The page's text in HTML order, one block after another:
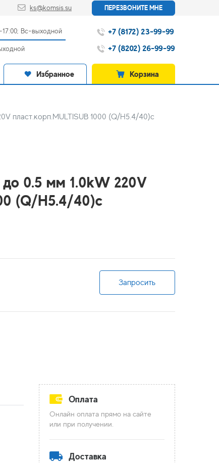
ks@komsis.su ПЕРЕЗВОНИТЕ МНЕ
Вс-выходной
+7 (8172) 23-99-99
+7 (8202) 26-99-99
Избранное Корзина
пласт.корп.MULTISUB 1000 (Q/H5.4/40)с
0.5 мм 1.0kW 220V
(Q/H5.4/40)с
Запросить
Оплата
Онлайн оплата прямо на сайте
или при получении.
Доставка